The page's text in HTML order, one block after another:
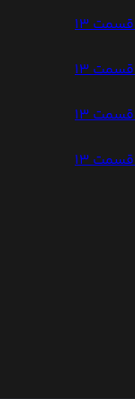
قسمت 13
قسمت 13
قسمت 13
قسمت 13